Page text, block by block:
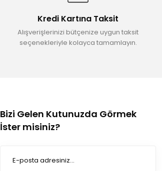
Kredi Kartına Taksit
Alışverişlerinizi bütçenize uygun taksit
seçenekleriyle kolayca tamamlayın.
Bizi Gelen Kutunuzda Görmek
İster misiniz?